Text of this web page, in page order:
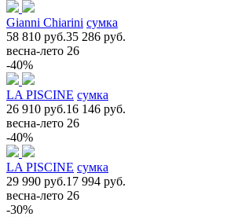
Gianni Chiarini сумка
58 810 руб.35 286 руб.
весна-лето 26
-40%
LA PISCINE сумка
26 910 руб.16 146 руб.
весна-лето 26
-40%
LA PISCINE сумка
29 990 руб.17 994 руб.
весна-лето 26
-30%